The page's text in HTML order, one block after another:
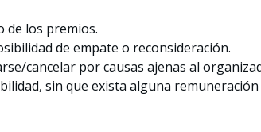
de los premios.
de empate o reconsideración.
cancelar por causas ajenas al
sin que exista alguna